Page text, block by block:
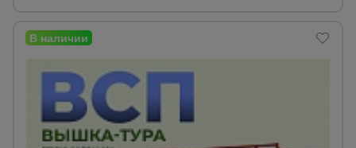
стремянки